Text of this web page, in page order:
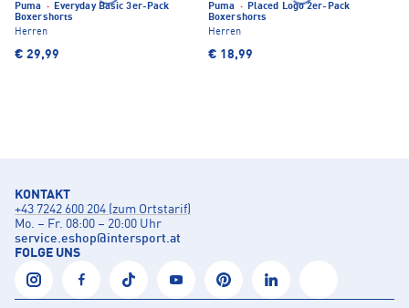
Puma · Everyday Basic 3er-Pack
Boxershorts
Herren
€ 29,99
Puma · Placed Logo 2er-Pack
Boxershorts
Herren
€ 18,99
KONTAKT
+43 7242 600 204 (zum Ortstarif)
Mo. – Fr. 08:00 – 20:00 Uhr
service.eshop@intersport.at
FOLGE UNS